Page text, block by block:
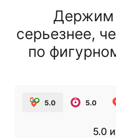
Держим
серьезнее,
по
5.0 5.0
5.0